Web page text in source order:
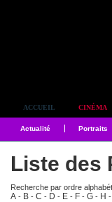
ACCUEIL CINÉMA
Actualité Portraits
Liste des
Recherche par ordre
A - B - C - D - E - F - G - H -